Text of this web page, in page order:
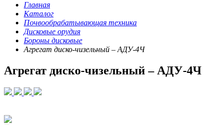
Главная
Каталог
Почвообрабатывающая техника
Дисковые орудия
Бороны дисковые
Агрегат диско-чизельный – АДУ-4Ч
Агрегат диско-чизельный – АДУ-4Ч